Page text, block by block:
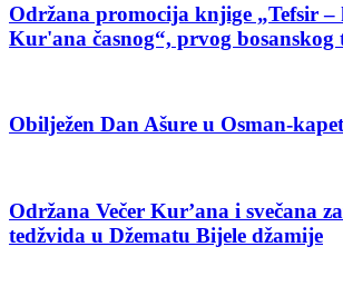
Održana promocija knjige „Tefsir –
Kur'ana časnog“, prvog bosanskog
Obilježen Dan Ašure u Osman-
Održana Večer Kur’ana i svečana
tedžvida u Džematu Bijele džamije